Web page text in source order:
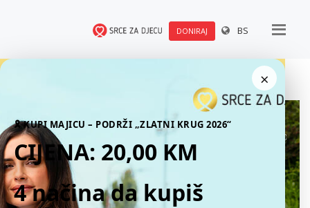
DONIRAJ BS
×
🎗 KUPI MAJICU – PODRŽI „ZLATNI KRUG 2026“
CIJENA: 20,00 KM
4 načina da kupiš